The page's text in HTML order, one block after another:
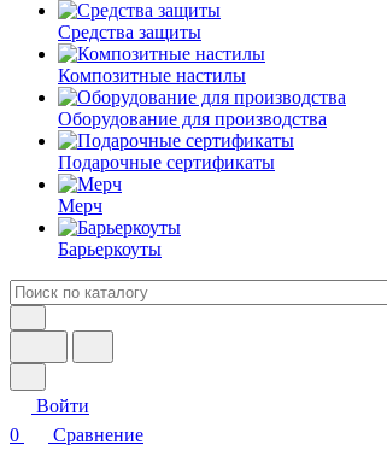
Средства защиты
Композитные настилы
Оборудование для производства
Подарочные сертификаты
Мерч
Барьеркоуты
Войти
0
Сравнение